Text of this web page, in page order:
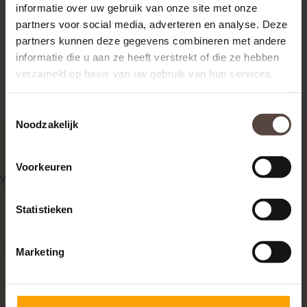
informatie over uw gebruik van onze site met onze
partners voor social media, adverteren en analyse. Deze
partners kunnen deze gegevens combineren met andere
informatie die u aan ze heeft verstrekt of die ze hebben
verzameld op basis van uw gebruik van hun services.
Noodzakelijk
Voorkeuren
Statistieken
Marketing
Flevoland | Noord Holland | Zuid Holland | Zeeland | Utrecht
Noord Brabant | Limburg.
Veelgestelde vragen over letsel door gebrekkige zaken
Wie is aansprakelijk als ik val door een
slecht wegdek of losliggende
Kan ik schade claimen als een defect
letsel bezorgt?